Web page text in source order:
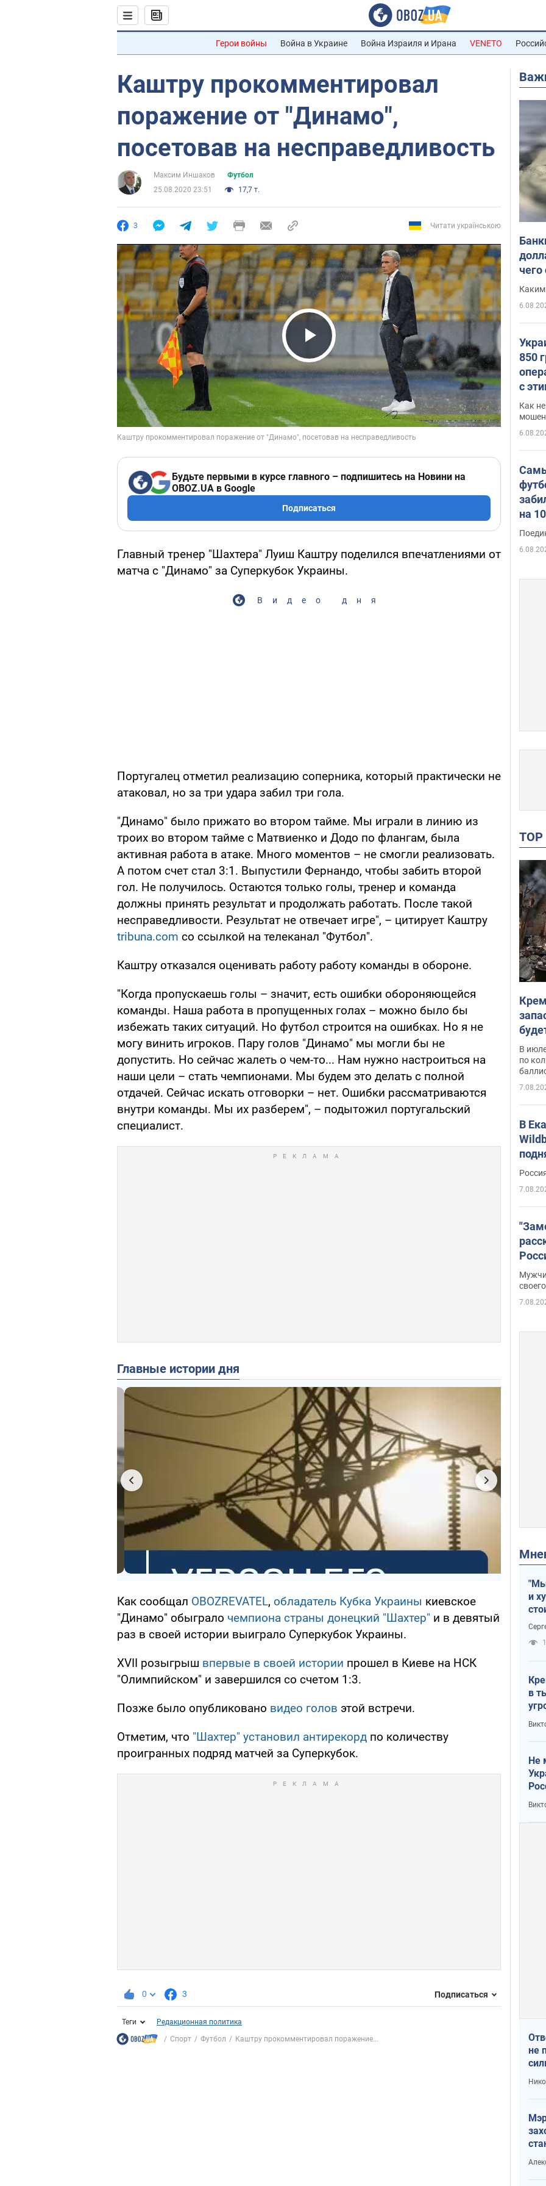
Герои войны Война в Украине Война Израиля и Ирана VENETO
Каштру прокомментировал
поражение от "Динамо",
посетовав на несправедливость
Максим Иншаков
Футбол
25.08.2020 23:51
17,7 т.
3 Читати українською
Play Video
Будьте первыми в курсе главного – подпишитесь на Новини на
OBOZ.UA в Google
Подписаться
Главный тренер "Шахтера" Луиш Каштру поделился впечатлениями от
матча с "Динамо" за Суперкубок Украины.
Видео дня
Португалец отметил реализацию соперника, который практически не
атаковал, но за три удара забил три гола.
"Динамо" было прижато во втором тайме. Мы играли в линию из
троих во втором тайме с Матвиенко и Додо по флангам, была
активная работа в атаке. Много моментов – не смогли реализовать.
А потом счет стал 3:1. Выпустили Фернандо, чтобы забить второй
гол. Не получилось. Остаются только голы, тренер и команда
должны принять результат и продолжать работать. После такой
несправедливости. Результат не отвечает игре", – цитирует Каштру
tribuna.com со ссылкой на телеканал "Футбол".
Каштру отказался оценивать работу работу команды в обороне.
"Когда пропускаешь голы – значит, есть ошибки обороняющейся
команды. Наша работа в пропущенных голах – можно было бы
избежать таких ситуаций. Но футбол строится на ошибках. Но я не
могу винить игроков. Пару голов "Динамо" мы могли бы не
допустить. Но сейчас жалеть о чем-то... Нам нужно настроиться на
наши цели – стать чемпионами. Мы будем это делать с полной
отдачей. Сейчас искать отговорки – нет. Ошибки рассматриваются
внутри команды. Мы их разберем", – подытожил португальский
специалист.
Главные истории дня
Как сообщал OBOZREVATEL, обладатель Кубка Украины киевское
"Динамо" обыграло чемпиона страны донецкий "Шахтер" и в девятый
раз в своей истории выиграло Суперкубок Украины.
XVII розыгрыш впервые в своей истории прошел в Киеве на НСК
"Олимпийском" и завершился со счетом 1:3.
Позже было опубликовано видео голов этой встречи.
Отметим, что "Шахтер" установил антирекорд по количеству
проигранных подряд матчей за Суперкубок.
0 3 Подписаться
Теги
Редакционная политика
Спорт
Футбол Каштру прокомментировал поражение...
Каким
850
с
Как
на
В
по
В
Фото
и
в
Не
не
и